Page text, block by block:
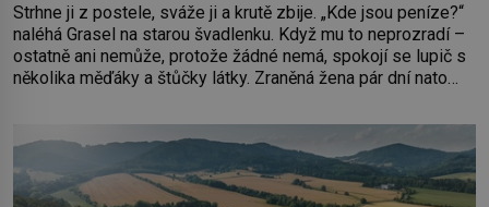
Strhne ji z postele, sváže ji a krutě zbije. „Kde jsou peníze?“
naléhá Grasel na starou švadlenku. Když mu to neprozradí –
ostatně ani nemůže, protože žádné nemá, spokojí se lupič s
několika měďáky a štůčky látky. Zraněná žena pár dní nato
dlouho po jeho smrti